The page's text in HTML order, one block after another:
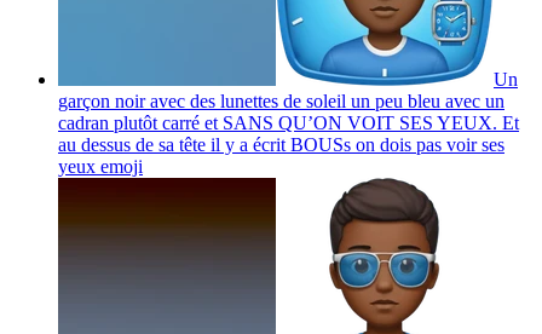
Un
garçon noir avec des lunettes de soleil un peu bleu avec un
cadran plutôt carré et SANS QU’ON VOIT SES YEUX. Et
au dessus de sa tête il y a écrit BOUSs on dois pas voir ses
yeux emoji